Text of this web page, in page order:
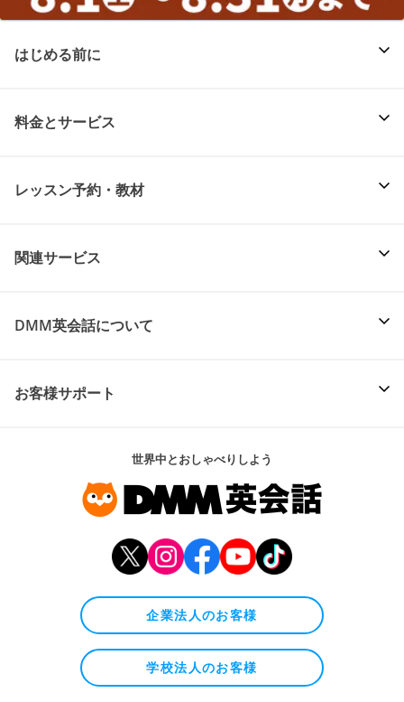
はじめる前に
料金とサービス
レッスン予約・教材
関連サービス
DMM英会話について
お客様サポート
世界中とおしゃべりしよう
企業法人のお客様
学校法人のお客様